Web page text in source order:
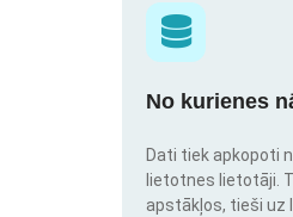
No kurienes
Dati tiek apkopoti
lietotnes lietotāji.
apstākļos, tieši uz